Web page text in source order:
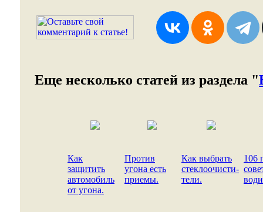
Еще несколько статей из раздела "
Как
защитить
автомобиль
от угона.
Против
угона есть
приемы.
Как выбрать
стеклоочисти-
тели.
106